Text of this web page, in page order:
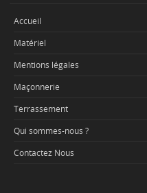
Accueil
Matériel
Mentions légales
Maçonnerie
Terrassement
Qui sommes-nous ?
Contactez Nous